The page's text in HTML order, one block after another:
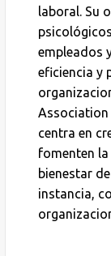
laboral. Su
empleados
eficiencia y
Association
centra en
fomenten
bienestar
instancia,